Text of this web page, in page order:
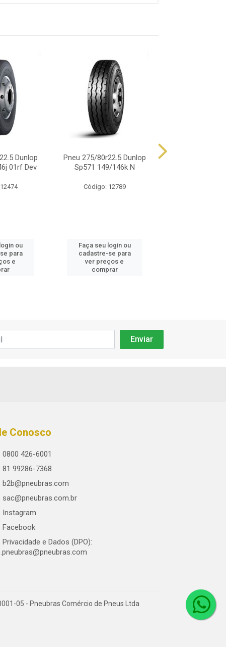
Dunlop
01rf Dev
ou
para
e
Pneu 275/80r22.5 Dunlop
Sp571 149/146k N
Código: 12789
Faça seu login ou
cadastre-se para
ver preços e
comprar
Conosco
0800 426-6001
81 99286-7368
b2b@pneubras.com
sac@pneubras.com.br
Instagram
Facebook
Privacidade e Dados (DPO):
05 - Pneubras Comércio de Pneus Ltda